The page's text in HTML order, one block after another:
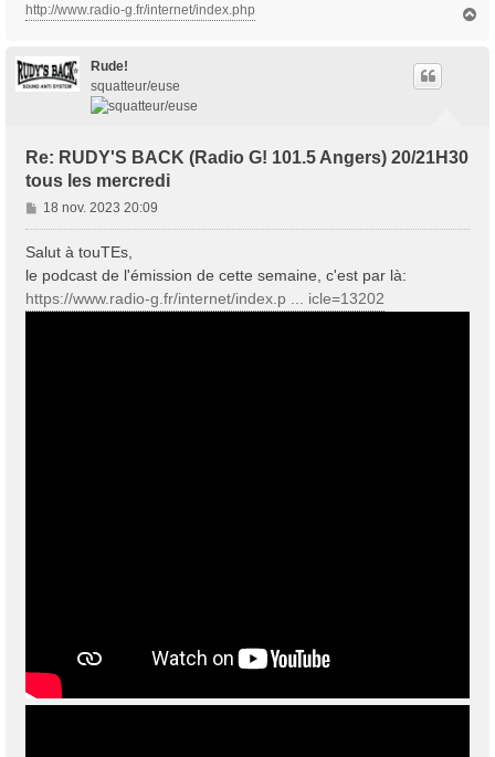
http://www.radio-g.fr/internet/index.php
Rude!
squatteur/euse
Re: RUDY'S BACK (Radio G! 101.5 Angers) 20/21H30
tous les mercredi
M
e
s
a
g
18 nov. 2023 20:09
Salut à touTEs,
le podcast de l'émission de cette semaine, c'est par là:
https://www.radio-g.fr/internet/index.p ... icle=13202